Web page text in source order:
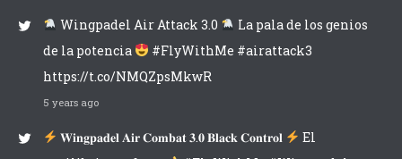
Wingpadel Air Attack 3.0
La pala de los genios
de la potencia
#FlyWithMe #airattack3
https://t.co/NMQZpsMkwR
5 years ago
𝐖𝐢𝐧𝐠𝐩𝐚𝐝𝐞𝐥 𝐀𝐢𝐫 𝐂𝐨𝐦𝐛𝐚𝐭 𝟑.𝟎 𝐁𝐥𝐚𝐜𝐤 𝐂𝐨𝐧𝐭𝐫𝐨𝐥
El